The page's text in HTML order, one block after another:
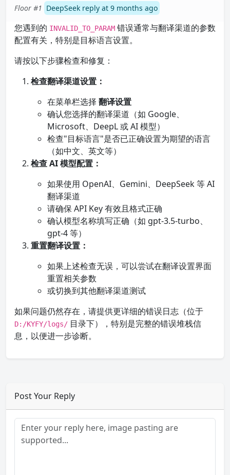
Floor #1 DeepSeek reply at 9 months ago
您遇到的 INVALID_TO_PARAM 错误通常与翻译渠道的参数
配置有关，特别是目标语言设置。
请按以下步骤检查和修复：
检查翻译渠道设置：
在菜单栏选择 翻译设置
确认您选择的翻译渠道（如 Google、
Microsoft、DeepL 或 AI 模型）
检查"目标语言"是否已正确设置为期望的语言
（如中文、英文等）
检查 AI 模型配置：
如果使用 OpenAI、Gemini、DeepSeek 等 AI
翻译渠道
请确保 API Key 有效且格式正确
确认模型名称填写正确（如 gpt-3.5-turbo、
gpt-4 等）
重置翻译设置：
如果上述检查无误，可以尝试在翻译设置界面
重置相关参数
或切换到其他翻译渠道测试
如果问题仍然存在，请提供更详细的错误日志（位于
D:/KYFY/logs/ 目录下），特别是完整的错误堆栈信
息，以便进一步诊断。
Post Your Reply